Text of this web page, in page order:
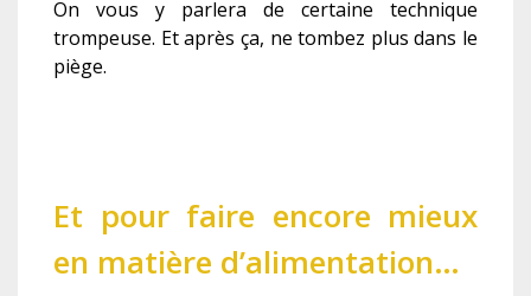
On vous y parlera de certaine technique
trompeuse. Et après ça, ne tombez plus dans le
piège.
Et pour faire encore mieux
en matière d’alimentation…